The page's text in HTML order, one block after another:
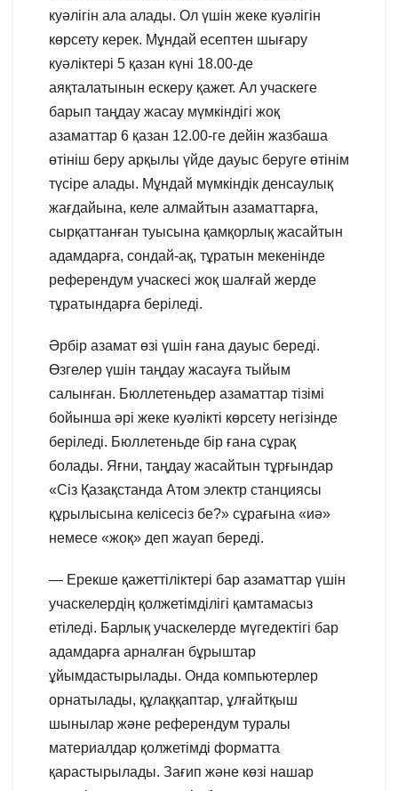
куәлігін ала алады. Ол үшін жеке куәлігін
көрсету керек. Мұндай есептен шығару
куәліктері 5 қазан күні 18.00-де
аяқталатынын ескеру қажет. Ал учаскеге
барып таңдау жасау мүмкіндігі жоқ
азаматтар 6 қазан 12.00-ге дейін жазбаша
өтініш беру арқылы үйде дауыс беруге өтінім
түсіре алады. Мұндай мүмкіндік денсаулық
жағдайына, келе алмайтын азаматтарға,
сырқаттанған туысына қамқорлық жасайтын
адамдарға, сондай-ақ, тұратын мекенінде
референдум учаскесі жоқ шалғай жерде
тұратындарға беріледі.
Әрбір азамат өзі үшін ғана дауыс береді.
Өзгелер үшін таңдау жасауға тыйым
салынған. Бюллетеньдер азаматтар тізімі
бойынша әрі жеке куәлікті көрсету негізінде
беріледі. Бюллетеньде бір ғана сұрақ
болады. Яғни, таңдау жасайтын тұрғындар
«Сіз Қазақстанда Атом электр станциясы
құрылысына келісесіз бе?» сұрағына «иә»
немесе «жоқ» деп жауап береді.
— Ерекше қажеттіліктері бар азаматтар үшін
учаскелердің қолжетімділігі қамтамасыз
етіледі. Барлық учаскелерде мүгедектігі бар
адамдарға арналған бұрыштар
ұйымдастырылады. Онда компьютерлер
орнатылады, құлаққаптар, ұлғайтқыш
шынылар және референдум туралы
материалдар қолжетімді форматта
қарастырылады. Зағип және көзі нашар